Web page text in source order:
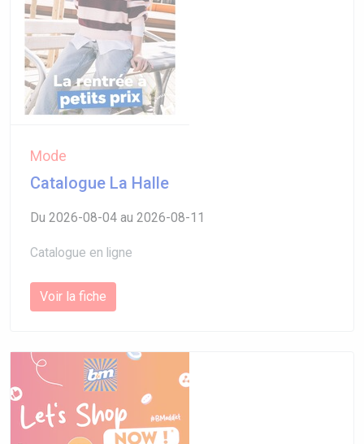
Mode
Catalogue La Halle
Du 2026-08-04 au 2026-08-11
Catalogue en ligne
Voir la fiche